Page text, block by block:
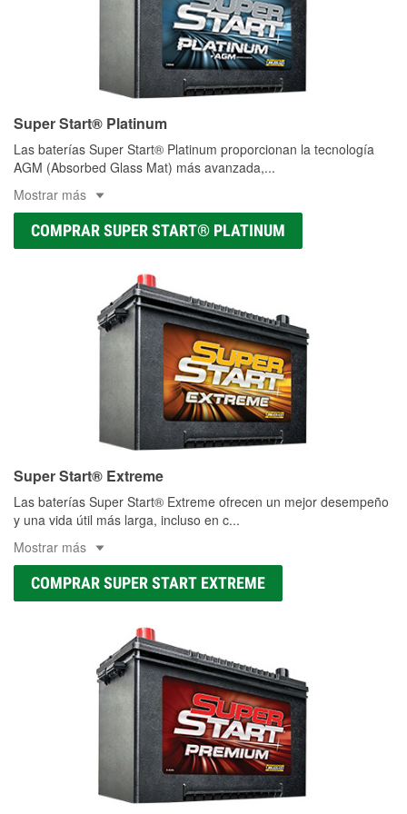
Super Start® Platinum
Las baterías Super Start® Platinum proporcionan la tecnología
AGM (Absorbed Glass Mat) más avanzada,...
Mostrar más
COMPRAR SUPER START® PLATINUM
Super Start® Extreme
Las baterías Super Start® Extreme ofrecen un mejor desempeño
y una vida útil más larga, incluso en c...
Mostrar más
COMPRAR SUPER START EXTREME